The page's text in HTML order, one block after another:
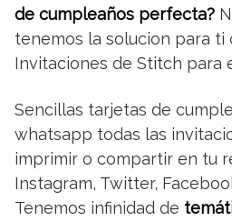
de cumpleaños perfecta?
tenemos la solucion para ti
Invitaciones de Stitch para
Sencillas tarjetas de
whatsapp todas las
imprimir o compartir en tu
Instagram, Twitter,
Tenemos infinidad de